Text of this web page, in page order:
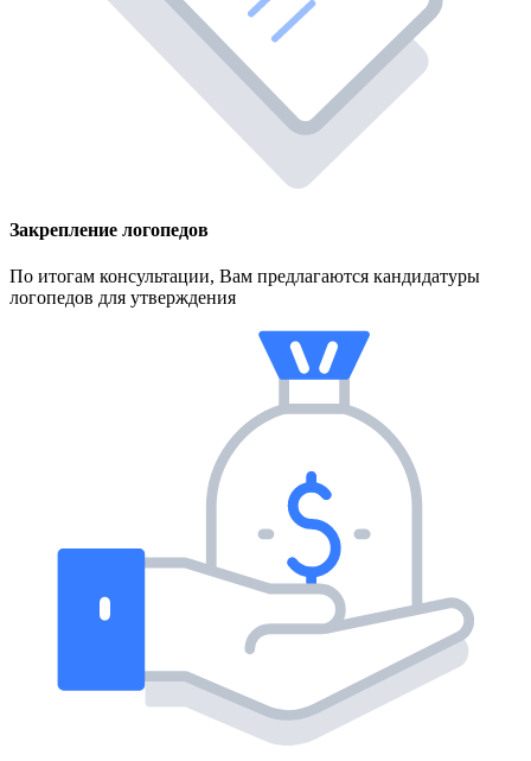
Закрепление логопедов
По итогам консультации, Вам предлагаются кандидатуры
логопедов для утверждения